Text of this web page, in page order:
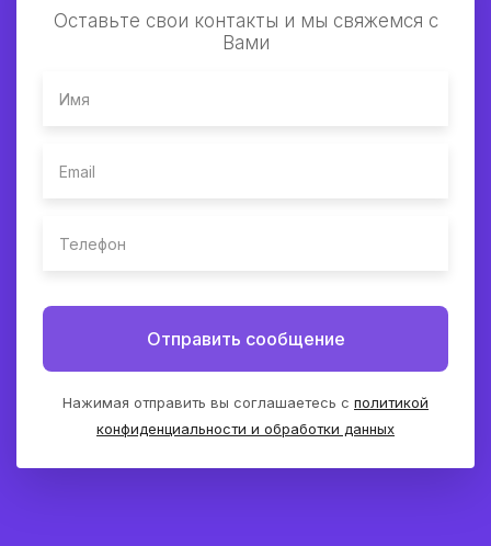
Оставьте свои контакты и мы свяжемся с
Вами
Отправить сообщение
Нажимая отправить вы соглашаетесь с политикой
конфиденциальности и обработки данных